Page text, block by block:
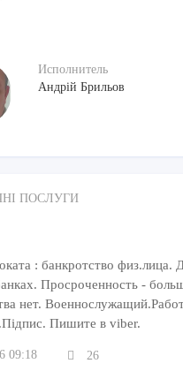
Исполнитель
Андрій Брильов
ПОСЛУГИ
: банкротство физ.лица.
Просроченность -
нет.
Пишите в viber.
09:18 26